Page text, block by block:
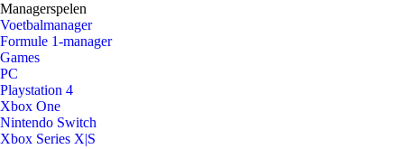
Managerspelen
Voetbalmanager
Formule 1-manager
Games
PC
Playstation 4
Xbox One
Nintendo Switch
Xbox Series X|S